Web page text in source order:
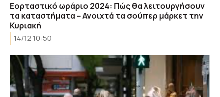
Εορταστικό ωράριο 2024: Πώς θα λειτουργήσουν
τα καταστήματα – Ανοιχτά τα σούπερ μάρκετ την
Κυριακή
14/12 10:50